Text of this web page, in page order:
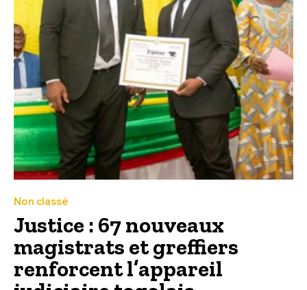
Non classé
Justice : 67 nouveaux
magistrats et greffiers
renforcent l’appareil